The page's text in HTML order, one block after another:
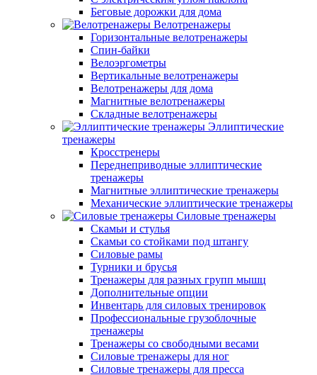
Беговые дорожки для дома
Велотренажеры
Горизонтальные велотренажеры
Спин-байки
Велоэргометры
Вертикальные велотренажеры
Велотренажеры для дома
Магнитные велотренажеры
Складные велотренажеры
Эллиптические
тренажеры
Кросстренеры
Переднеприводные эллиптические
тренажеры
Магнитные эллиптические тренажеры
Механические эллиптические тренажеры
Силовые тренажеры
Скамьи и стулья
Скамьи со стойками под штангу
Силовые рамы
Турники и брусья
Тренажеры для разных групп мышц
Дополнительные опции
Инвентарь для силовых тренировок
Профессиональные грузоблочные
тренажеры
Тренажеры со свободными весами
Силовые тренажеры для ног
Силовые тренажеры для пресса